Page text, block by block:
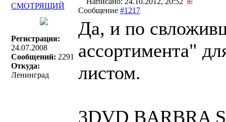
СМОТРЯЩИЙ
Сообщение #1217
Регистрация:
24.07.2008
Сообщений: 2291
Откуда:
Ленинград
Да, и по
ассортимента"
листом.
3DVD BARBRA